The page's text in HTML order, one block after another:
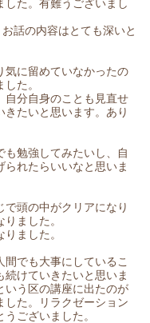
た。有難うございまし
話の内容はとても深いと
気に留めていなかったの
た。
自分自身のことも見直せ
きたいと思います。あり
勉強してみたいし、自
れたらいいなと思いま
で頭の中がクリアになり
ました。
ました。
でも大事にしているこ
けていきたいと思いま
いう区の講座に出たのが
した。リラクゼーション
ございました。